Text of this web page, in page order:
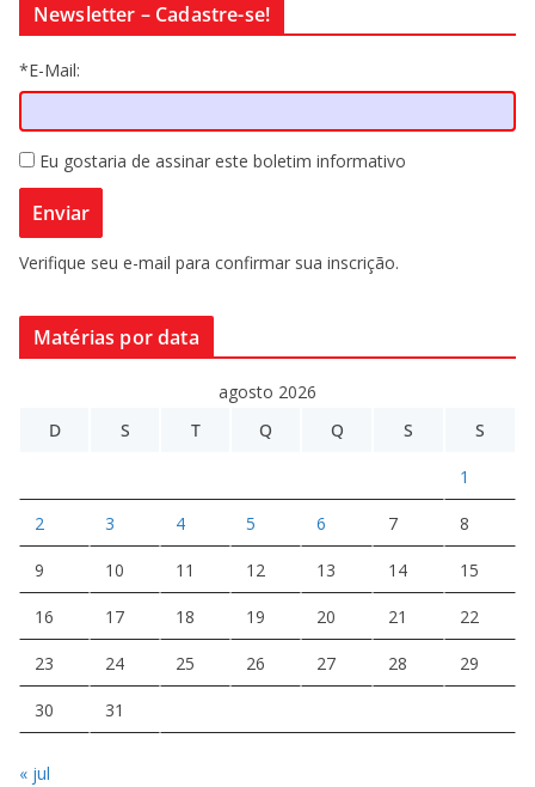
Newsletter – Cadastre-se!
*E-Mail:
Eu gostaria de assinar este boletim informativo
Verifique seu e-mail para confirmar sua inscrição.
Matérias por data
agosto 2026
D
S T Q Q S S
1
2 3 4 5 6 7 8
9 10 11 12 13 14 15
16 17 18 19 20 21 22
23 24 25 26 27 28 29
30 31
« jul